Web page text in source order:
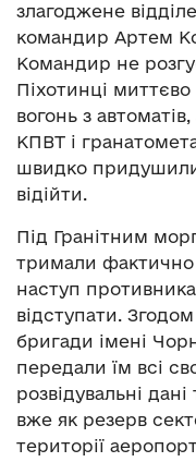
злагоджене
командир Артем
Командир не
Піхотинці
вогонь з
КПВТ і
швидко
відійти.
Під Гранітним
тримали фактично
наступ
відступати.
бригади імені
передали їм всі
розвідувальні
вже як резерв
території